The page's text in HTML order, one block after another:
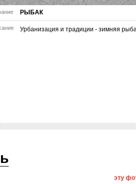
РЫБАК
Урбанизация и традиции - зимняя
эту